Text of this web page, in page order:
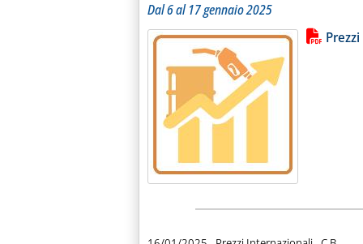
Dal 6 al 17 gennaio 2025
Leggi
Lista allegati PDF alla